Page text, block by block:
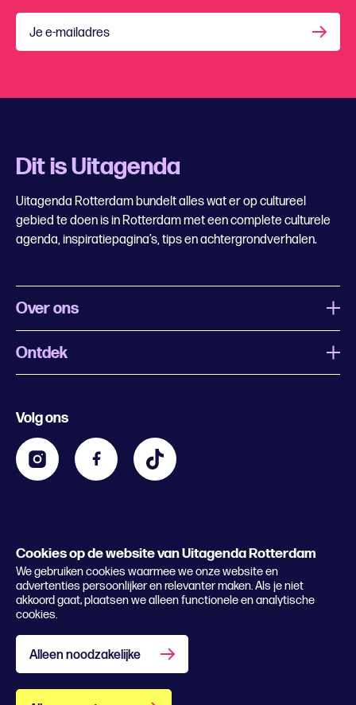
Cookies op de website van Uitagenda Rotterdam
We gebruiken cookies waarmee we onze website en
advertenties persoonlijker en relevanter maken. Als je niet
akkoord gaat, plaatsen we alleen functionele en analytische
cookies.
Alleen noodzakelijke
Je e-mailadres
Dit is Uitagenda
Uitagenda Rotterdam bundelt alles wat er op cultureel
gebied te doen is in Rotterdam met een complete culturele
agenda, inspiratiepagina’s, tips en achtergrondverhalen.
Over ons
Wat is Uitagenda Rotterdam
Contact
Zakelijk
Lees het magazine
Ontdek
Kids
Volg ons
© 2026 Rotterdam Festivals